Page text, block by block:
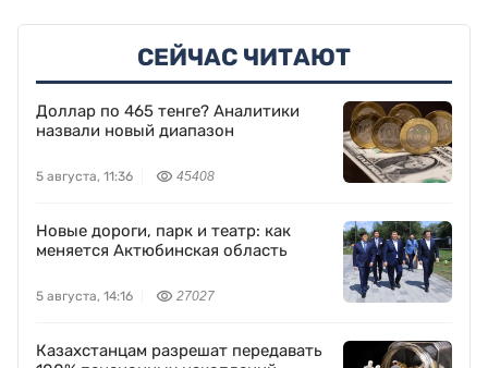
СЕЙЧАС ЧИТАЮТ
Доллар по 465 тенге? Аналитики
назвали новый диапазон
5 августа, 11:36 45408
Новые дороги, парк и театр: как
меняется Актюбинская область
5 августа, 14:16 27027
Казахстанцам разрешат передавать